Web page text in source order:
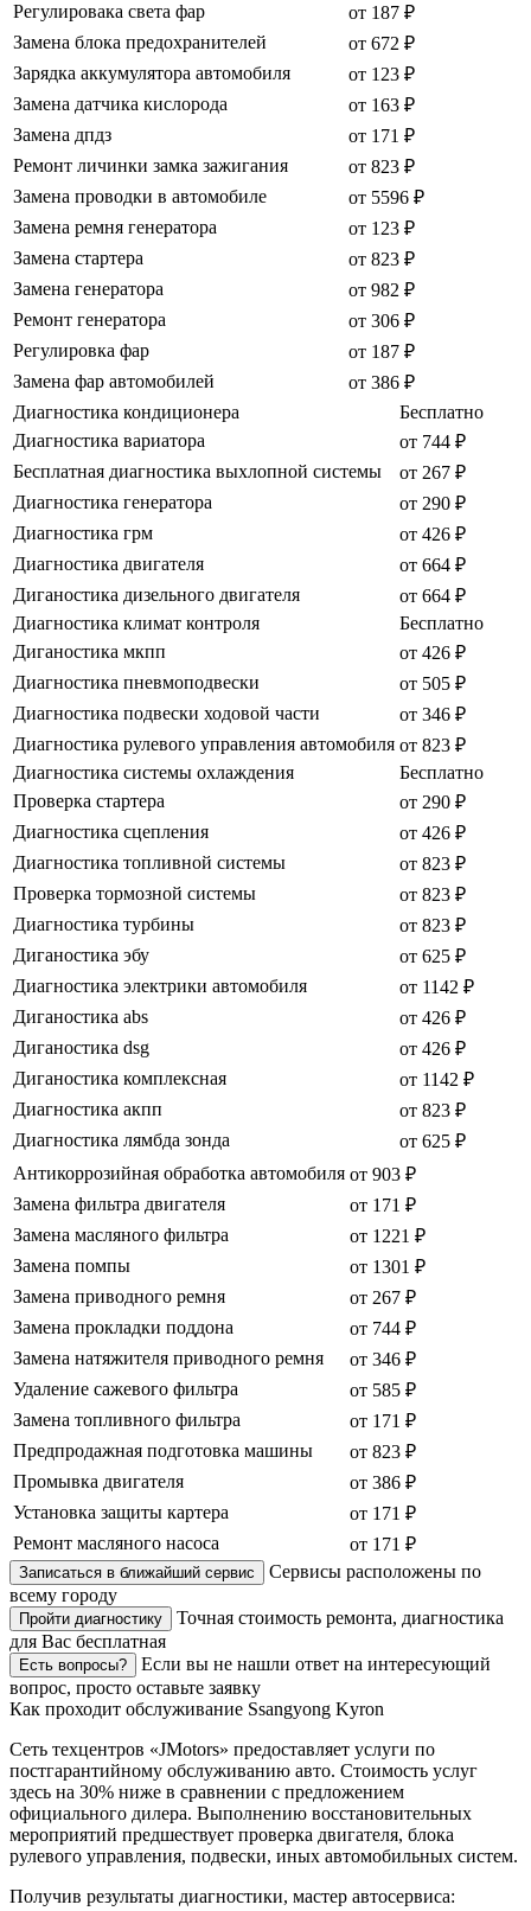
Регулировака света фар
от 187 ₽
Замена блока предохранителей
от 672 ₽
Зарядка аккумулятора автомобиля
от 123 ₽
Замена датчика кислорода
от 163 ₽
Замена дпдз
от 171 ₽
Ремонт личинки замка зажигания
от 823 ₽
Замена проводки в автомобиле
от 5596 ₽
Замена ремня генератора
от 123 ₽
Замена стартера
от 823 ₽
Замена генератора
от 982 ₽
Ремонт генератора
от 306 ₽
Регулировка фар
от 187 ₽
Замена фар автомобилей
от 386 ₽
Диагностика кондиционера
Бесплатно
Диагностика вариатора
от 744 ₽
Бесплатная диагностика выхлопной системы
от 267 ₽
Диагностика генератора
от 290 ₽
Диагностика грм
от 426 ₽
Диагностика двигателя
от 664 ₽
Диганостика дизельного двигателя
от 664 ₽
Диагностика климат контроля
Бесплатно
Диганостика мкпп
от 426 ₽
Диагностика пневмоподвески
от 505 ₽
Диагностика подвески ходовой части
от 346 ₽
Диагностика рулевого управления автомобиля от 823 ₽
Диагностика системы охлаждения
Бесплатно
Проверка стартера
от 290 ₽
Диагностика сцепления
от 426 ₽
Диагностика топливной системы
от 823 ₽
Проверка тормозной системы
от 823 ₽
Диагностика турбины
от 823 ₽
Диганостика эбу
от 625 ₽
Диагностика электрики автомобиля
от 1142 ₽
Диганостика abs
от 426 ₽
Диганостика dsg
от 426 ₽
Диганостика комплексная
от 1142 ₽
Диагностика акпп
от 823 ₽
Диагностика лямбда зонда
от 625 ₽
Антикоррозийная обработка автомобиля от 903 ₽
Замена фильтра двигателя
от 171 ₽
Замена масляного фильтра
от 1221 ₽
Замена помпы
от 1301 ₽
Замена приводного ремня
от 267 ₽
Замена прокладки поддона
от 744 ₽
Замена натяжителя приводного ремня
от 346 ₽
Удаление сажевого фильтра
от 585 ₽
Замена топливного фильтра
от 171 ₽
Предпродажная подготовка машины
от 823 ₽
Промывка двигателя
от 386 ₽
Установка защиты картера
от 171 ₽
Ремонт масляного насоса
от 171 ₽
Записаться в ближайший сервис
Сервисы расположены по
всему городу
Пройти диагностику
Точная стоимость ремонта, диагностика
для Вас бесплатная
Есть вопросы?
Если вы не нашли ответ на интересующий
вопрос, просто оставьте заявку
Как проходит обслуживание Ssangyong Kyron
Сеть техцентров «JMotors» предоставляет услуги по
постгарантийному обслуживанию авто. Стоимость услуг
здесь на 30% ниже в сравнении с предложением
официального дилера. Выполнению восстановительных
мероприятий предшествует проверка двигателя, блока
рулевого управления, подвески, иных автомобильных систем.
Получив результаты диагностики, мастер автосервиса: